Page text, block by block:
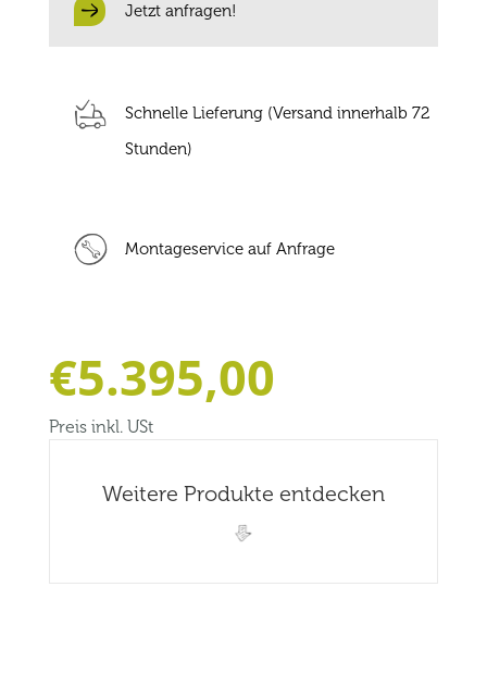
Jetzt anfragen!
Schnelle Lieferung (Versand innerhalb 72
Stunden)
Montageservice auf Anfrage
€5.395,00
Preis inkl. USt
Weitere Produkte entdecken